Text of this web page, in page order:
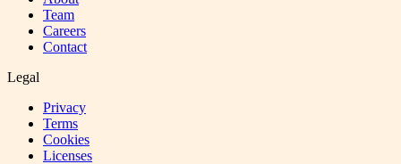
Team
Careers
Contact
Legal
Privacy
Terms
Cookies
Licenses